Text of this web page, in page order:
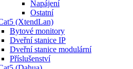
Napájení
Ostatní
(XtendLan)
Bytové monitory
Dveřní stanice IP
Dveřní stanice modulární
Příslušenství